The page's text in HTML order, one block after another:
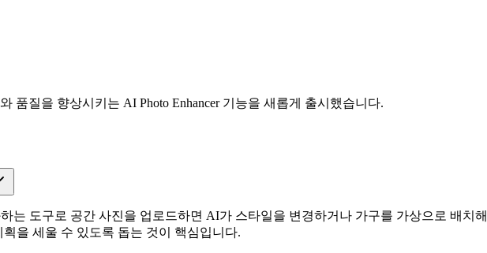
품질을 향상시키는 AI Photo Enhancer 기능을 새롭게 출시했습니다.
는 도구로 공간 사진을 업로드하면 AI가 스타일을 변경하거나 가구를 가상으로 배치
을 세울 수 있도록 돕는 것이 핵심입니다.